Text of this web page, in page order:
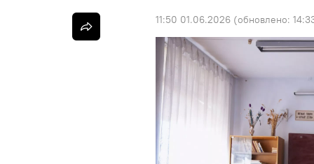
11:50 01.06.2026 (обновлено: